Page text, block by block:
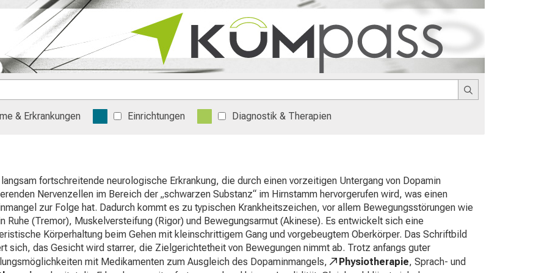
& Erkrankungen Einrichtungen Diagnostik & Therapien
fortschreitende neurologische Erkrankung, die durch einen vorzeitigen Untergang von Dopamin
Nervenzellen im Bereich der „schwarzen Substanz“ im Hirnstamm hervorgerufen wird, was einen
zur Folge hat. Dadurch kommt es zu typischen Krankheitszeichen, vor allem Bewegungsstörungen wie
Ruhe (Tremor), Muskelversteifung (Rigor) und Bewegungsarmut (Akinese). Es entwickelt sich eine
Körperhaltung beim Gehen mit kleinschrittigem Gang und vorgebeugtem Oberkörper. Das Schriftbild
sich, das Gesicht wird starrer, die Zielgerichtetheit von Bewegungen nimmt ab. Trotz anfangs guter
mit Medikamenten zum Ausgleich des Dopaminmangels,
Physiotherapie, Sprach- und